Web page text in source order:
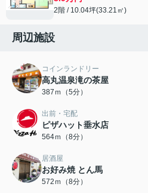
2階 / 10.04坪(33.21㎡)
周辺施設
コインランドリー
高丸温泉滝の茶屋
387ｍ（5分）
出前・宅配
ピザハット垂水店
564ｍ（8分）
居酒屋
お好み焼 とん馬
572ｍ（8分）